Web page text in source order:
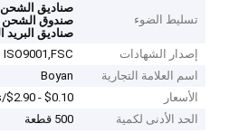
تسليط الضوء
صناديق
صندوق الشحن
صناديق البريد
إصدار الشهادات
ISO9001,‌FSC
اسم العلامة التجارية
Boyan
الأسعار
$0.10 - $2.90/pieces
الحد الأدنى لكمية
500 قطعة